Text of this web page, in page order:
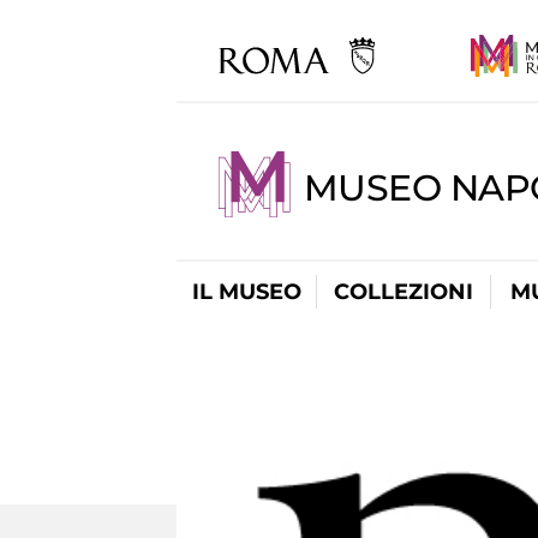
MUSEO
IL MUSEO COLLEZIONI